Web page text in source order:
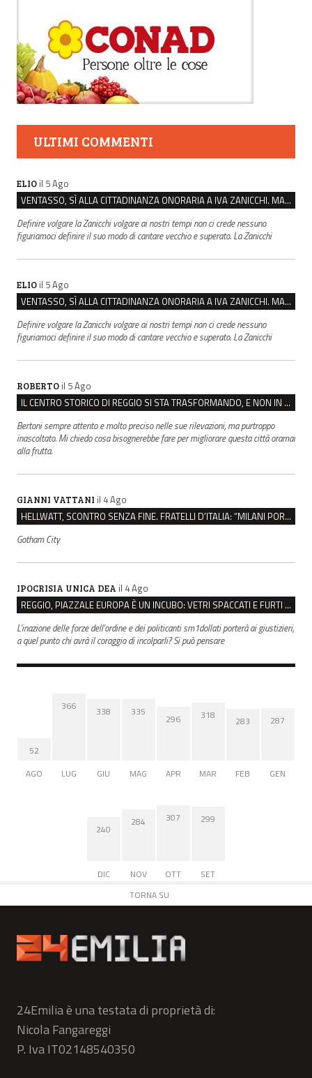
ULTIMI COMMENTI
ELIO il 5 Ago
VENTASSO, SÌ ALLA CITTADINANZA ONORARIA A IVA ZANICCHI. MA BARGIACCHI: “È DI PESSIMO GUSTO”
Definire volgare la Zanicchi volgare ai nostri tempi non ci crede nessuno
figuriamoci definire il suo modo di cantare vecchio e superato. La Zanicchi
ELIO il 5 Ago
VENTASSO, SÌ ALLA CITTADINANZA ONORARIA A IVA ZANICCHI. MA BARGIACCHI: “È DI PESSIMO GUSTO”
Definire volgare la Zanicchi volgare ai nostri tempi non ci crede nessuno
figuriamoci definire il suo modo di cantare vecchio e superato. La Zanicchi
ROBERTO il 5 Ago
IL CENTRO STORICO DI REGGIO SI STA TRASFORMANDO, E NON IN MEGLIO
Bertoni sempre attento e molto preciso nelle sue rilevazioni, ma purtroppo
inascoltato. Mi chiedo cosa bisognerebbe fare per migliorare questa città oramai
alla frutta.
GIANNI VATTANI il 4 Ago
HELLWATT, SCONTRO SENZA FINE. FRATELLI D’ITALIA: “MILANI PORTA DOCUMENTI, DE FRANCO INSULTI”
Gotham City
IPOCRISIA UNICA DEA il 4 Ago
REGGIO, PIAZZALE EUROPA È UN INCUBO: VETRI SPACCATI E FURTI SULLE AUTO IN SOSTA
L'inazione delle forze dell'ordine e dei politicanti sm1dollati porterà ai giustizieri,
a quel punto chi avrà il coraggio di incolparli? Si può pensare
52
AGO
366
LUG
338
GIU
335
MAG
296
APR
318
MAR
283
FEB
287
GEN
240
DIC
284
NOV
307
OTT
299
SET
TORNA SU
24Emilia è una testata di proprietà di:
Nicola Fangareggi
P. Iva IT02148540350